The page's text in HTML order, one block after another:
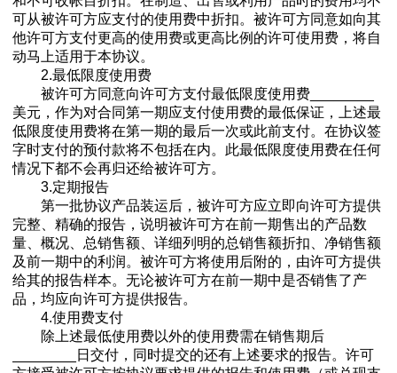
可从被许可方应支付的使用费中折扣。被许可方同意如向其
他许可方支付更高的使用费或更高比例的许可使用费，将自
动马上适用于本协议。
2.最低限度使用费
被许可方同意向许可方支付最低限度使用费________
美元，作为对合同第一期应支付使用费的最低保证，上述最
低限度使用费将在第一期的最后一次或此前支付。在协议签
字时支付的预付款将不包括在内。此最低限度使用费在任何
情况下都不会再归还给被许可方。
3.定期报告
第一批协议产品装运后，被许可方应立即向许可方提供
完整、精确的报告，说明被许可方在前一期售出的产品数
量、概况、总销售额、详细列明的总销售额折扣、净销售额
及前一期中的利润。被许可方将使用后附的，由许可方提供
给其的报告样本。无论被许可方在前一期中是否销售了产
品，均应向许可方提供报告。
4.使用费支付
除上述最低使用费以外的使用费需在销售期后
________日交付，同时提交的还有上述要求的报告。许可